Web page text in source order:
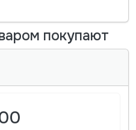
покупают